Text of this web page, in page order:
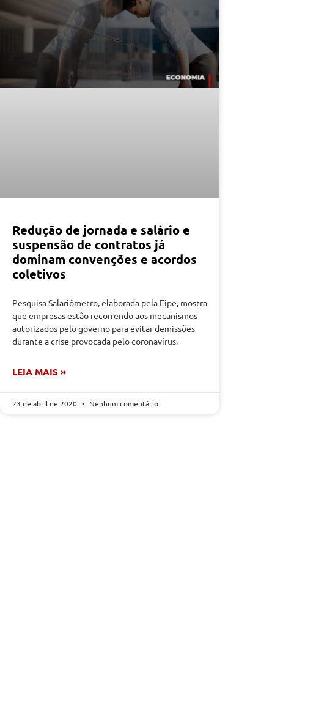
Redução de jornada e salário e
suspensão de contratos já
dominam convenções e acordos
coletivos
Pesquisa Salariômetro, elaborada pela Fipe, mostra
que empresas estão recorrendo aos mecanismos
autorizados pelo governo para evitar demissões
durante a crise provocada pelo coronavírus.
LEIA MAIS »
23 de abril de 2020 Nenhum comentário